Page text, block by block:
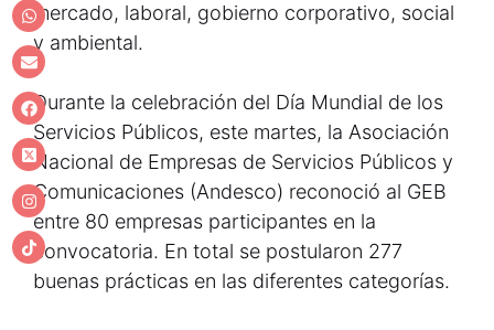
mercado, laboral, gobierno corporativo, social
y ambiental.
Durante la celebración del Día Mundial de los
Servicios Públicos, este martes, la Asociación
Nacional de Empresas de Servicios Públicos y
Comunicaciones (Andesco) reconoció al GEB
entre 80 empresas participantes en la
convocatoria. En total se postularon 277
buenas prácticas en las diferentes categorías.